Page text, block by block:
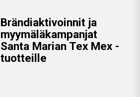
Brändiaktivoinnit ja
myymäläkampanjat
Santa Marian Tex Mex -
tuotteille